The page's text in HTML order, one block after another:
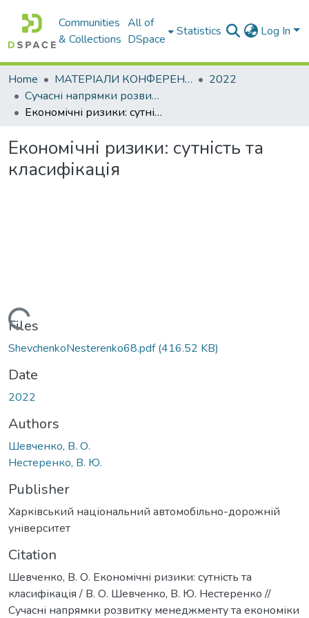
Communities
& Collections
All of
DSpace
Statistics Log In
Home МАТЕРІАЛИ КОНФЕРЕНЦІЙ
2022
Сучасні напрямки розвитку менеджменту та економіки в умовах VUCA-світу
Економічні ризики: сутність та класифікація
Економічні ризики: сутність та
класифікація
Loading...
Files
ShevchenkoNesterenko68.pdf(416.52 KB)
Date
2022
Authors
Шевченко, В. О.
Нестеренко, В. Ю.
Publisher
Харківський національний автомобільно-дорожній
університет
Citation
Шевченко, В. О. Економічні ризики: сутність та
класифікація / В. О. Шевченко, В. Ю. Нестеренко //
Сучасні напрямки розвитку менеджменту та економіки